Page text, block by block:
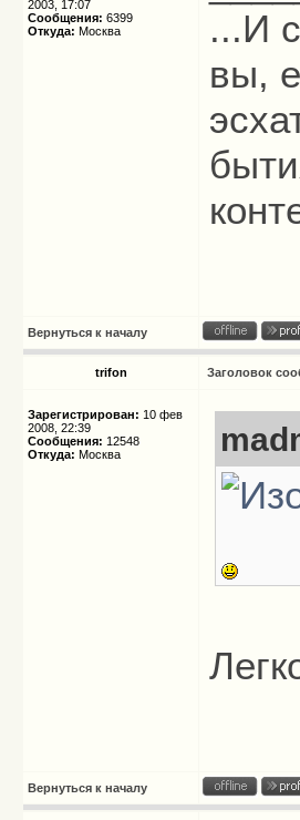
2003, 17:07
Сообщения: 6399
Откуда: Москва
...И
вы,
Вернуться к началу
trifon Заголовок
Зарегистрирован: 10 фев
2008, 22:39
Сообщения: 12548
Откуда: Москва
Вернуться к началу